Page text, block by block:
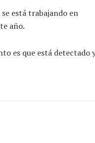
está trabajando en
año.
es que está detectado